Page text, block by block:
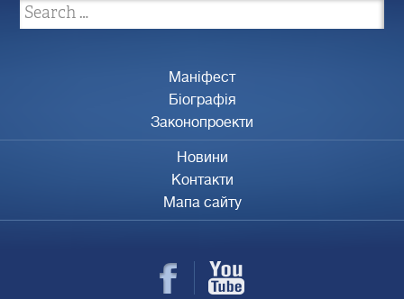
Маніфест
Біографія
Законопроекти
Новини
Контакти
Мапа сайту